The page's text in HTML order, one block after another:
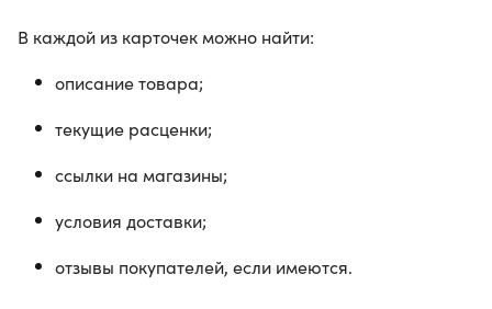
В каждой из карточек можно найти:
описание товара;
текущие расценки;
ссылки на магазины;
условия доставки;
отзывы покупателей, если имеются.